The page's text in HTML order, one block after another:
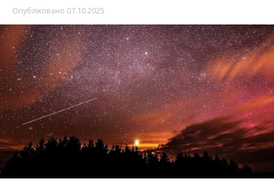
Опубліковано 07.10.2025